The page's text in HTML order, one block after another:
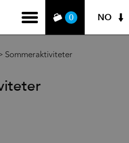
0 NO
Sommeraktiviteter